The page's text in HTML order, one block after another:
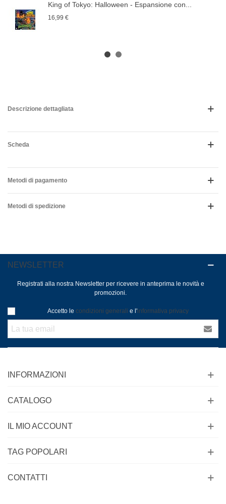
King of Tokyo: Halloween - Espansione con...
16,99 €
Descrizione dettagliata
Scheda
Metodi di pagamento
Metodi di spedizione
NEWSLETTER
Registrati alla nostra Newsletter per ricevere in anteprima le novità e
promozioni.
Accetto le condizioni generali e l'informativa privacy
INFORMAZIONI
CATALOGO
IL MIO ACCOUNT
TAG POPOLARI
CONTATTI